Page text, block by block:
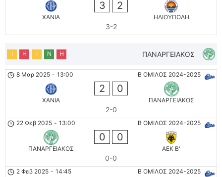
ΧΑΝΙΑ
3 2
ΗΛΙΟΥΠΟΛΗ
3-2
ΠΑΝΑΡΓΕΙΑΚΟΣ
Ι Η Ι Ν Η
Β ΟΜΙΛΟΣ 2024-2025
8 Μαρ 2025 - 13:00
ΧΑΝΙΑ
2 0
ΠΑΝΑΡΓΕΙΑΚΟΣ
2-0
Β ΟΜΙΛΟΣ 2024-2025
22 Φεβ 2025 - 13:00
ΠΑΝΑΡΓΕΙΑΚΟΣ
0 0
AEK B'
0-0
Β ΟΜΙΛΟΣ 2024-2025
2 Φεβ 2025 - 14:45